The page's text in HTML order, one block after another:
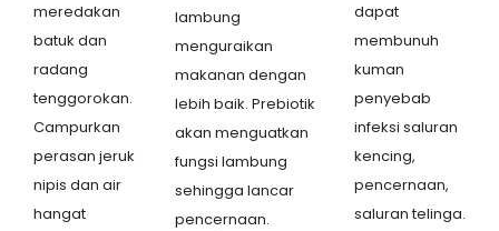
meredakan
batuk dan
radang
tenggorokan.
Campurkan
perasan jeruk
nipis dan air
hangat
lambung
menguraikan
makanan dengan
lebih baik. Prebiotik
akan menguatkan
fungsi lambung
sehingga lancar
pencernaan.
dapat
membunuh
kuman
penyebab
infeksi saluran
kencing,
pencernaan,
saluran telinga.